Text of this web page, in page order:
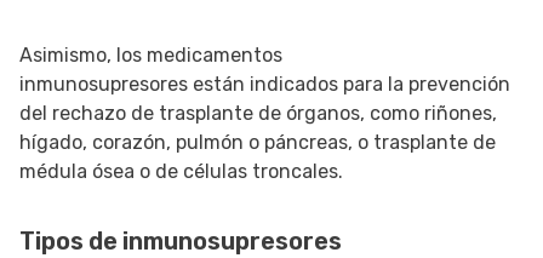
Asimismo, los medicamentos
inmunosupresores están indicados para la prevención
del rechazo de trasplante de órganos, como riñones,
hígado, corazón, pulmón o páncreas, o trasplante de
médula ósea o de células troncales.
Tipos de inmunosupresores